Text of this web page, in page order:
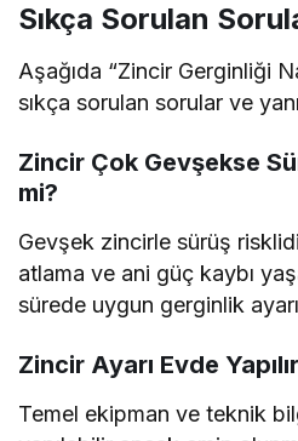
Sıkça Sorulan
Aşağıda “Zincir Gerginliği
sıkça sorulan sorular ve
Zincir Çok Gevşekse
mi?
Gevşek zincirle sürüş
atlama ve ani güç kaybı
sürede uygun gerginlik ayarı
Zincir Ayarı Evde Yapılır
Temel ekipman ve teknik